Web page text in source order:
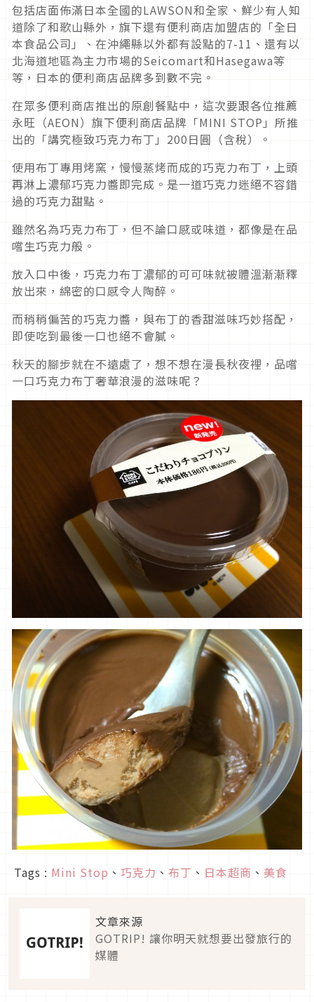
包括店面佈滿日本全國的LAWSON和全家、鮮少有人知
道除了和歌山縣外，旗下還有便利商店加盟店的「全日
本食品公司」、在沖繩縣以外都有設點的7-11、還有以
北海道地區為主力市場的Seicomart和Hasegawa等
等，日本的便利商店品牌多到數不完。
在眾多便利商店推出的原創餐點中，這次要跟各位推薦
永旺（AEON）旗下便利商店品牌「MINI STOP」所推
出的「講究極致巧克力布丁」200日圓（含稅）。
使用布丁專用烤窯，慢慢蒸烤而成的巧克力布丁，上頭
再淋上濃郁巧克力醬即完成。是一道巧克力迷絕不容錯
過的巧克力甜點。
雖然名為巧克力布丁，但不論口感或味道，都像是在品
嚐生巧克力般。
放入口中後，巧克力布丁濃郁的可可味就被體溫漸漸釋
放出來，綿密的口感令人陶醉。
而稍稍偏苦的巧克力醬，與布丁的香甜滋味巧妙搭配，
即使吃到最後一口也絕不會膩。
秋天的腳步就在不遠處了，想不想在漫長秋夜裡，品嚐
一口巧克力布丁奢華浪漫的滋味呢？
Tags : Mini Stop 、 巧克力 、 布丁 、 日本超商 、 美食
文章來源
GOTRIP! 讓你明天就想要出發旅行的
媒體